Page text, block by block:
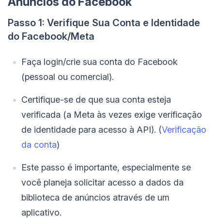
Passo 1: Verifique Sua Conta e Identidade
do Facebook/Meta
Faça login/crie sua conta do Facebook
(pessoal ou comercial).
Certifique-se de que sua conta esteja
verificada (a Meta às vezes exige verificação
de identidade para acesso à API). (Verificação
da conta)
Este passo é importante, especialmente se
você planeja solicitar acesso a dados da
biblioteca de anúncios através de um
aplicativo.